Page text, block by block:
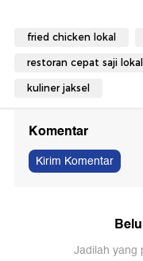
fried chicken lokal
restoran cepat saji lokal
kuliner jaksel
Komentar
Kirim Komentar
Jadilah yang